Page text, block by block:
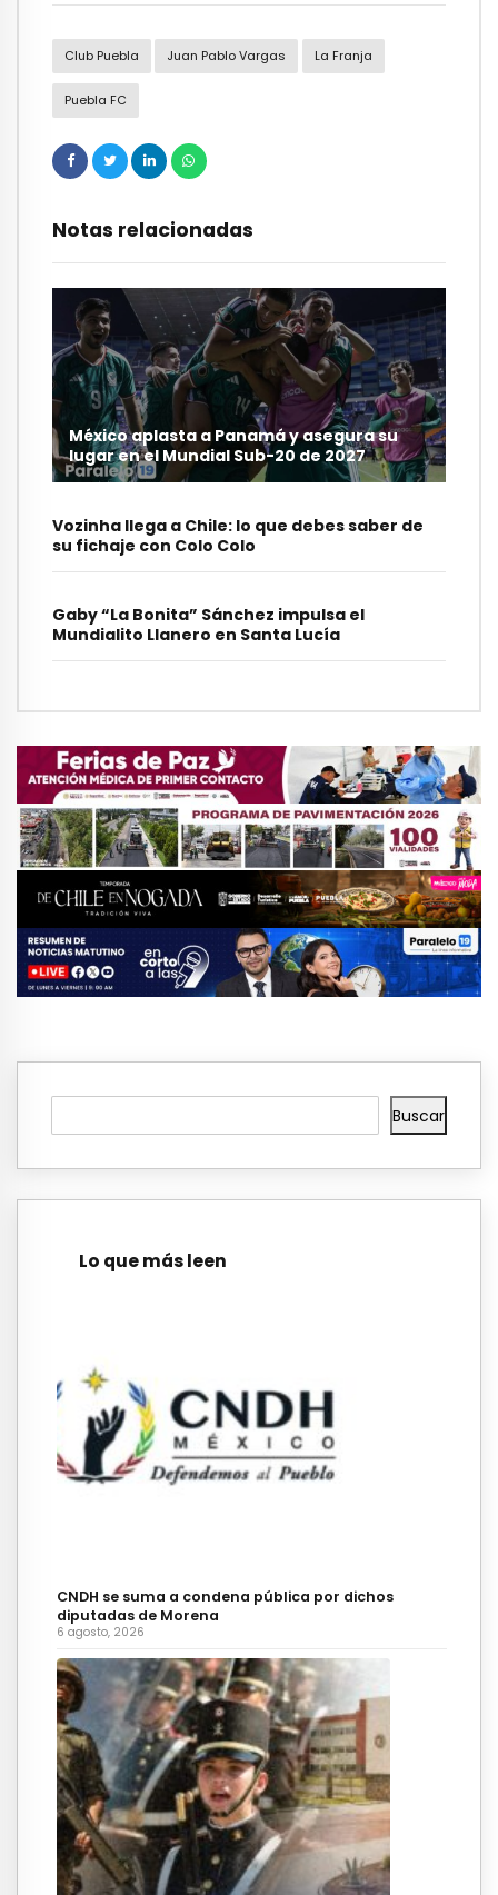
Club Puebla Juan Pablo Vargas La Franja
Puebla FC
Notas relacionadas
México aplasta a Panamá y asegura su
lugar en el Mundial Sub-20 de 2027
Vozinha llega a Chile: lo que debes saber de
su fichaje con Colo Colo
Gaby “La Bonita” Sánchez impulsa el
Mundialito Llanero en Santa Lucía
Buscar
Lo que más leen
CNDH se suma a condena pública por dichos
diputadas de Morena
6 agosto, 2026